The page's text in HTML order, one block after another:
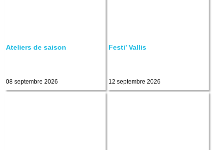
Ateliers de saison
08 septembre 2026
Festi’ Vallis
12 septembre 2026